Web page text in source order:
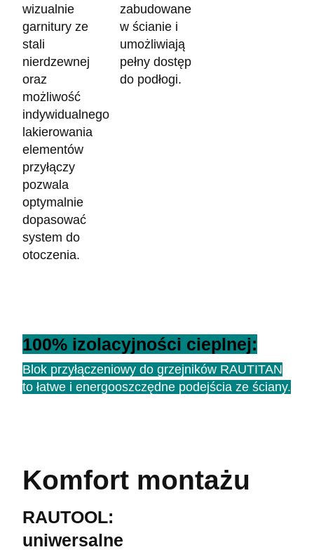
wizualnie
garnitury ze
stali
nierdzewnej
oraz
możliwość
indywidualnego
lakierowania
elementów
przyłączy
pozwala
optymalnie
dopasować
system do
otoczenia.
zabudowane
w ścianie i
umożliwiają
pełny dostęp
do podłogi.
100% izolacyjności cieplnej:
Blok przyłączeniowy do grzejników RAUTITAN
to łatwe i energooszczędne podejścia ze ściany.
Komfort montażu
RAUTOOL:
uniwersalne